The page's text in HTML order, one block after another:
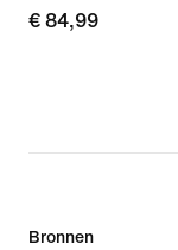
€ 84,99
€ 84,99
Bronnen